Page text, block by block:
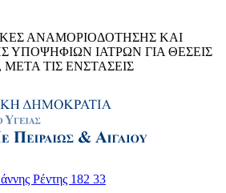
ΑΝΑΜΟΡΙΟΔΟΤΗΣΗΣ ΚΑΙ
ΥΠΟΨΗΦΙΩΝ ΙΑΤΡΩΝ ΓΙΑ ΘΕΣΕΙΣ
ΜΕΤΑ ΤΙΣ ΕΝΣΤΑΣΕΙΣ
Ρέντης 182 33